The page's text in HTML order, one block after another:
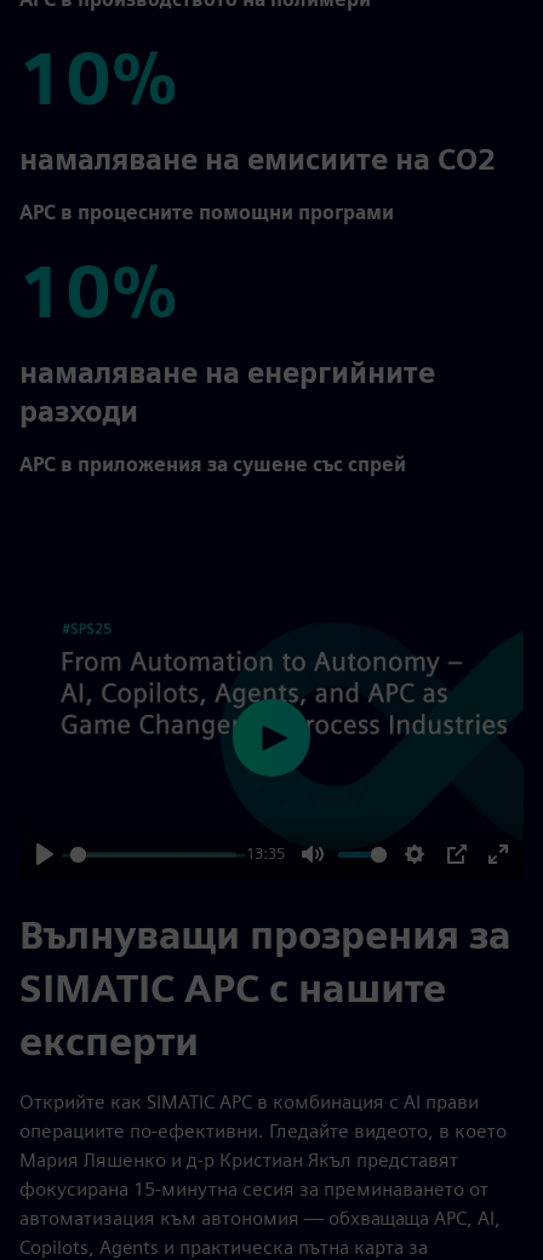
10%
10%
намаляване на емисиите на CO2
APC в процесните помощни програми
10%
10%
намаляване на енергийните
разходи
APC в приложения за сушене със спрей
13:35
Play
Вълнуващи прозрения за
SIMATIC APC с нашите
експерти
Открийте как SIMATIC APC в комбинация с AI прави
операциите по-ефективни. Гледайте видеото, в което
Мария Ляшенко и д-р Кристиан Якъл представят
фокусирана 15-минутна сесия за преминаването от
автоматизация към автономия — обхващаща APC, AI,
Copilots, Agents и практическа пътна карта за